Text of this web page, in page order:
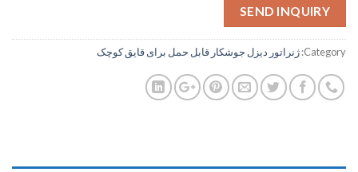
SEND INQUIRY
Category: ژنراتور دیزل جوشکار قابل حمل برای قایق کوچک